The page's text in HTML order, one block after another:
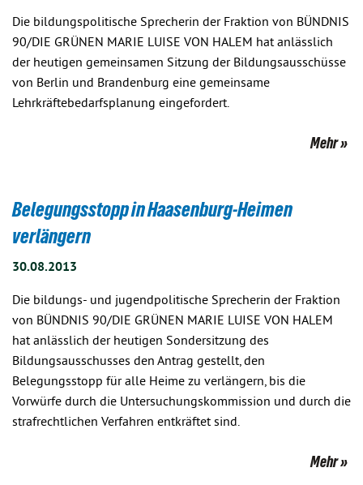
Die bildungspolitische Sprecherin der Fraktion von BÜNDNIS
90/DIE GRÜNEN MARIE LUISE VON HALEM hat anlässlich
der heutigen gemeinsamen Sitzung der Bildungsausschüsse
von Berlin und Brandenburg eine gemeinsame
Lehrkräftebedarfsplanung eingefordert.
Mehr
Belegungsstopp in Haasenburg-Heimen
verlängern
30.08.2013
Die bildungs- und jugendpolitische Sprecherin der Fraktion
von BÜNDNIS 90/DIE GRÜNEN MARIE LUISE VON HALEM
hat anlässlich der heutigen Sondersitzung des
Bildungsausschusses den Antrag gestellt, den
Belegungsstopp für alle Heime zu verlängern, bis die
Vorwürfe durch die Untersuchungskommission und durch die
strafrechtlichen Verfahren entkräftet sind.
Mehr